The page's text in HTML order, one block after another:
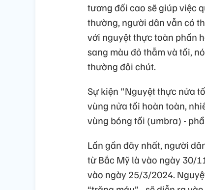
tương đối cao sẽ giúp việc
thường, người dân vẫn có
với nguyệt thực toàn phần
sang màu đỏ thẫm và tối,
thường đôi chút.
Sự kiện "Nguyệt thực nửa
vùng nửa tối hoàn toàn,
vùng bóng tối (umbra) -
Lần gần đây nhất, người
từ Bắc Mỹ là vào ngày 30/
vào ngày 25/3/2024.